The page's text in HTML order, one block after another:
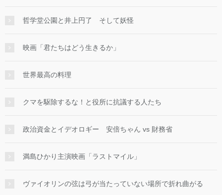
哲学堂公園と井上円了 そして妖怪
映画「君たちはどう生きるか」
世界最高の料理
クマを駆除するな！と役所に抗議する人たち
政治資金とイデオロギー 安倍ちゃん vs 財務省
満島ひかり主演映画「ラストマイル」
ヴァイオリンの弦は弓が当たっていない場所で折れ曲がる